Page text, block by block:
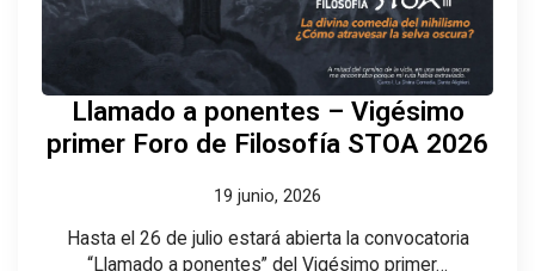
Llamado a ponentes – Vigésimo
primer Foro de Filosofía STOA 2026
19 junio, 2026
Hasta el 26 de julio estará abierta la convocatoria
“Llamado a ponentes” del Vigésimo primer…